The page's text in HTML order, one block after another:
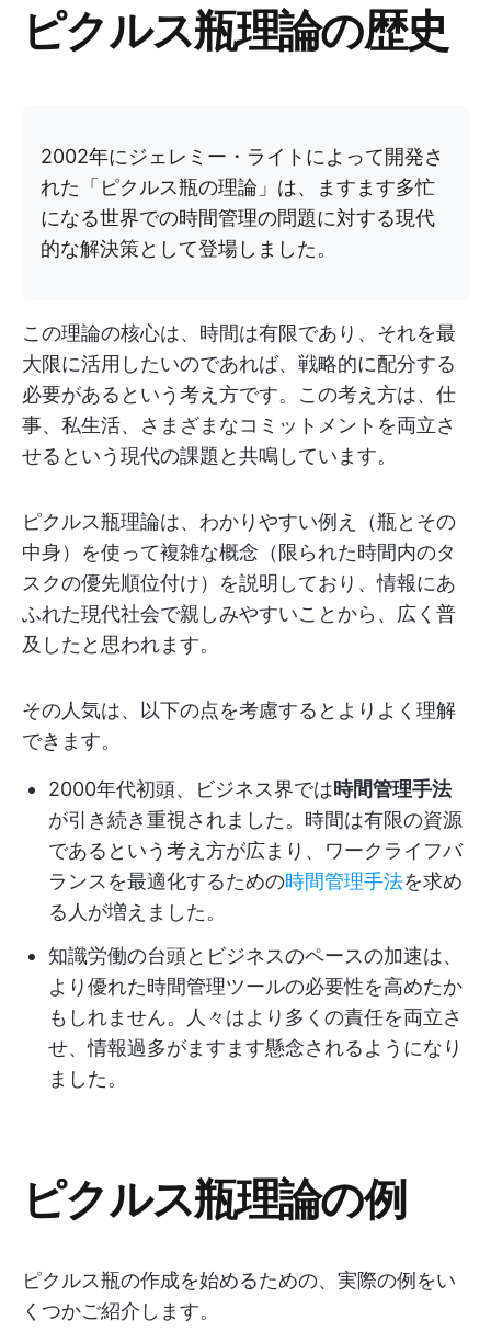
ピクルス瓶理論の歴史
2002年にジェレミー・ライトによって開発さ
れた「ピクルス瓶の理論」は、ますます多忙
になる世界での時間管理の問題に対する現代
的な解決策として登場しました。
この理論の核心は、時間は有限であり、それを最
大限に活用したいのであれば、戦略的に配分する
必要があるという考え方です。この考え方は、仕
事、私生活、さまざまなコミットメントを両立さ
せるという現代の課題と共鳴しています。
ピクルス瓶理論は、わかりやすい例え（瓶とその
中身）を使って複雑な概念（限られた時間内のタ
スクの優先順位付け）を説明しており、情報にあ
ふれた現代社会で親しみやすいことから、広く普
及したと思われます。
その人気は、以下の点を考慮するとよりよく理解
できます。
2000年代初頭、ビジネス界では時間管理手法
が引き続き重視されました。時間は有限の資源
であるという考え方が広まり、ワークライフバ
ランスを最適化するための時間管理手法を求め
る人が増えました。
知識労働の台頭とビジネスのペースの加速は、
より優れた時間管理ツールの必要性を高めたか
もしれません。人々はより多くの責任を両立さ
せ、情報過多がますます懸念されるようになり
ました。
ピクルス瓶理論の例
ピクルス瓶の作成を始めるための、実際の例をい
くつかご紹介します。